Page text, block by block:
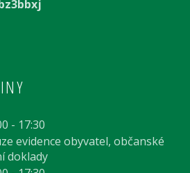
- 17:30
evidence obyvatel, občanské
doklady